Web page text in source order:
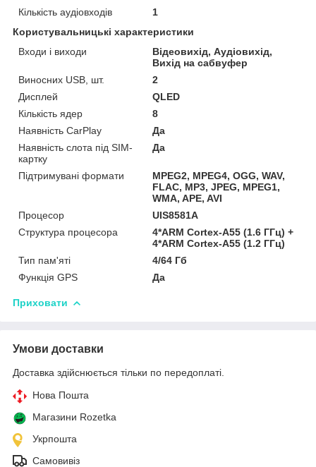
Кількість аудіовходів
1
Користувальницькі характеристики
Входи і виходи
Відеовихід, Аудіовихід,
Вихід на сабвуфер
Виносних USB, шт.
2
Дисплей
QLED
Кількість ядер
8
Наявність CarPlay
Да
Наявність слота під SIM-
картку
Да
Підтримувані формати
MPEG2, MPEG4, OGG, WAV,
FLAC, MP3, JPEG, MPEG1,
WMA, APE, AVI
Процесор
UIS8581A
Структура процесора
4*ARM Cortex-A55 (1.6 ГГц) +
4*ARM Cortex-A55 (1.2 ГГц)
Тип пам'яті
4/64 Гб
Функція GPS
Да
Приховати
Умови доставки
Доставка здійснюється тільки по передоплаті.
Нова Пошта
Магазини Rozetka
Укрпошта
Самовивіз